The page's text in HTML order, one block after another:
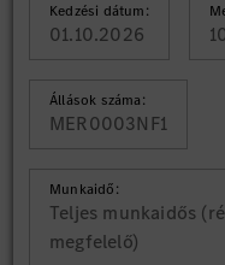
Kedzési dátum:
01.10.2026
Állások száma:
MER0003NF1
Munkaidő:
Teljes munkaidős
megfelelő)